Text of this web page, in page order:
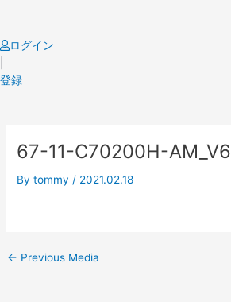
content
ログイン
登録
67-11-C70200H-AM_V6
Bytommy / 2021.02.18
navigation
← Previous Media